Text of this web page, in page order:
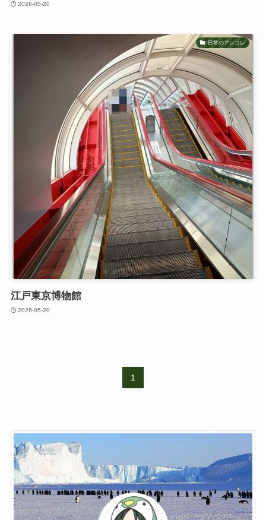
2026-05-20
日常のアレコレ
江戸東京博物館
2026-05-20
1